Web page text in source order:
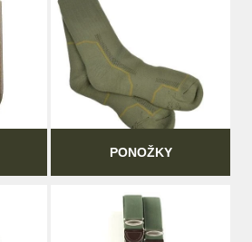
PONOŽKY